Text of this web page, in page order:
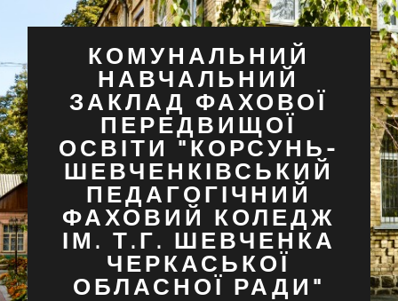
КОМУНАЛЬНИЙ
НАВЧАЛЬНИЙ
ЗАКЛАД ФАХОВОЇ
ПЕРЕДВИЩОЇ
ОСВІТИ "КОРСУНЬ-
ШЕВЧЕНКІВСЬКИЙ
ПЕДАГОГІЧНИЙ
ФАХОВИЙ КОЛЕДЖ
ІМ. Т.Г. ШЕВЧЕНКА
ЧЕРКАСЬКОЇ
ОБЛАСНОЇ РАДИ"